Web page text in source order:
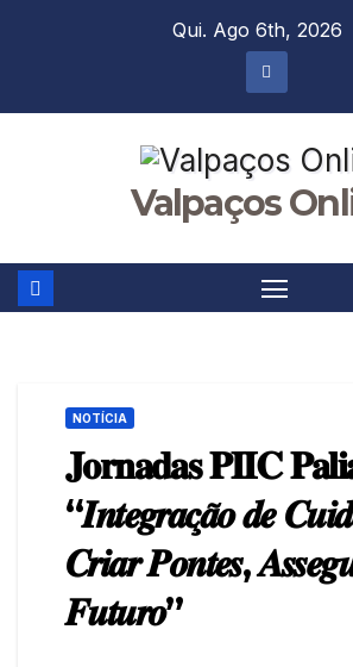
Qui. Ago 6th, 2026
Valpaços
NOTÍCIA
𝐉𝐨𝐫𝐧𝐚𝐝𝐚𝐬 𝐏𝐈𝐈𝐂
“𝑰𝒏𝒕𝒆𝒈𝒓𝒂𝒄̧𝒂̃𝒐 𝒅𝒆
𝑪𝒓𝒊𝒂𝒓 𝑷𝒐𝒏𝒕𝒆𝒔,
𝑭𝒖𝒕𝒖𝒓𝒐”